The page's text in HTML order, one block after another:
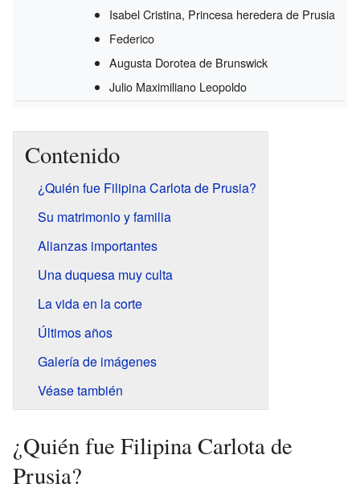
Isabel Cristina, Princesa heredera de Prusia
Federico
Augusta Dorotea de Brunswick
Julio Maximiliano Leopoldo
Contenido
¿Quién fue Filipina Carlota de Prusia?
Su matrimonio y familia
Alianzas importantes
Una duquesa muy culta
La vida en la corte
Últimos años
Galería de imágenes
Véase también
¿Quién fue Filipina Carlota de
Prusia?